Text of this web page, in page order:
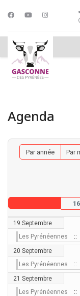
Agenda
Par année Par
19 Septembre
Les Pyrénéennes
::
20 Septembre
Les Pyrénéennes
::
21 Septembre
Les Pyrénéennes
::